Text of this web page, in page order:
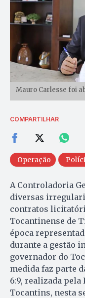
Mauro Carlesse foi
COMPARTILHAR
Operação
A Controladoria
diversas
contratos
Tocantinense de
época
durante a gestão
governador do
medida faz parte
6:9, realizada pela
Tocantins, nesta